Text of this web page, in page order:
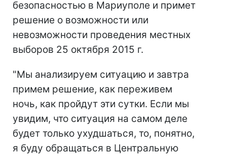
безопасностью в Мариуполе и примет
решение о возможности или
невозможности проведения местных
выборов 25 октября 2015 г.
"Мы анализируем ситуацию и завтра
примем решение, как переживем
ночь, как пройдут эти сутки. Если мы
увидим, что ситуация на самом деле
будет только ухудшаться, то, понятно,
я буду обращаться в Центральную